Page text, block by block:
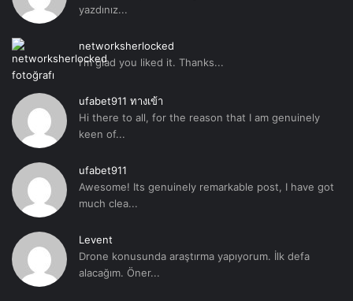
yazdınız...
networksherlocked
I'm glad you liked it. Thanks...
ufabet911 ทางเข้า
Hi there to all, for the reason that I am genuinely
keen of...
ufabet911
Awesome! Its genuinely remarkable post, I have got
much clea...
Levent
Drone konusunda araştırma yapıyorum. İlk defa
alacağım. Öner...